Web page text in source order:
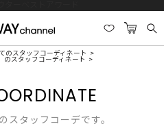
のスタッフコーディネート
のスタッフコーディネート
スタッフコーデです。